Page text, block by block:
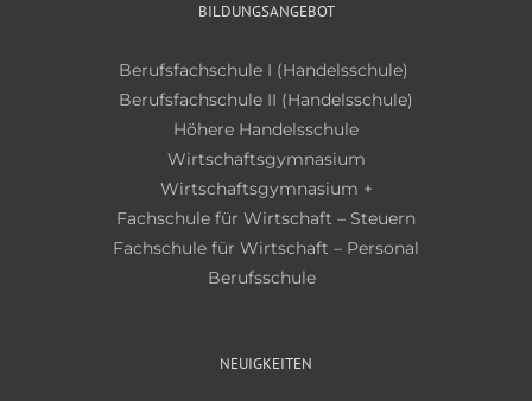
BILDUNGSANGEBOT
Berufsfachschule I (Handelsschule)
Berufsfachschule II (Handelsschule)
Höhere Handelsschule
Wirtschaftsgymnasium
Wirtschaftsgymnasium +
Fachschule für Wirtschaft – Steuern
Fachschule für Wirtschaft – Personal
Berufsschule
NEUIGKEITEN